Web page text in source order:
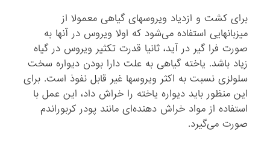
برای کشت و ازدیاد ویروسهای گیاهی معمولا از
میزبانهایی استفاده می‌شود که اولا ویروس در آنها به
صورت فرا گیر در آید، ثانیا قدرت تکثیر ویروس در گیاه
زیاد باشد. یاخته گیاهی به علت دارا بودن دیواره سخت
سلولزی نسبت به اکثر ویروسها غیر قابل نفوذ است. برای
این منظور باید دیواره یاخته را خراش داد، این عمل با
استفاده از مواد خراش دهنده‌ای مانند پودر کربوراندم
صورت می‌گیرد.